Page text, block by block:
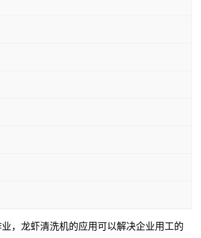
，龙虾清洗机的应用可以解决企业用工的